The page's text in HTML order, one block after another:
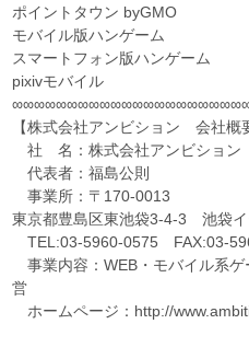
ポイントタウン byGMO
モバイル版ハンゲーム
スマートフォン版ハンゲーム
pixivモバイル
【株式会社アンビション 会社概
社 名：株式会社アンビション
代表者：福島公則
事業所：〒170-0013
東京都豊島区東池袋3-4-3 池袋
TEL:03-5960-0575 FAX:03-
事業内容：WEB・モバイル系
営
ホームページ：http://